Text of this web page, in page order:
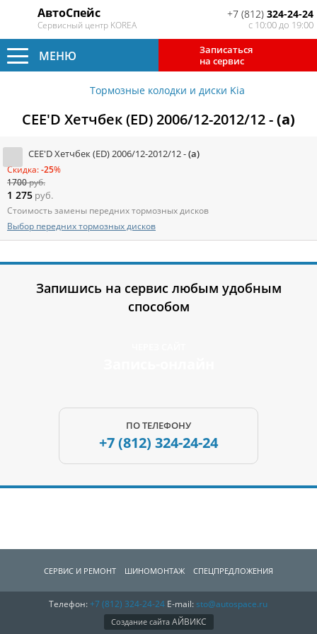
АвтоСпейс
Сервисный центр KOREA
+7 (812) 324-24-24
с 10:00 до 19:00
Записаться
на сервис
МЕНЮ
Тормозные колодки и диски Kia
CEE'D Хетчбек (ED) 2006/12-2012/12 -(a)
CEE'D Хетчбек (ED) 2006/12-2012/12 -(a)
Скидка:-25%
1700руб.
1 275 руб.
Стоимость замены передних тормозных дисков
Выбор передних тормозных дисков
Запишись на сервис любым удобным
способом
ПО ТЕЛЕФОНУ
+7 (812) 324-24-24
СЕРВИС И РЕМОНТ ШИНОМОНТАЖ СПЕЦПРЕДЛОЖЕНИЯ
АВТОЗАПЧАCТИ О КОМПАНИИ КОНТАКТЫ
Телефон:+7 (812)324-24-24 E-mail:sto@autospace.ru
Создание сайтаАЙВИКС